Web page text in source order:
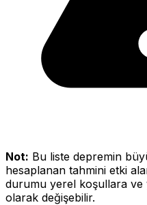
Not: Bu liste depremin
hesaplanan tahmini etki
durumu yerel koşullara ve
olarak değişebilir.